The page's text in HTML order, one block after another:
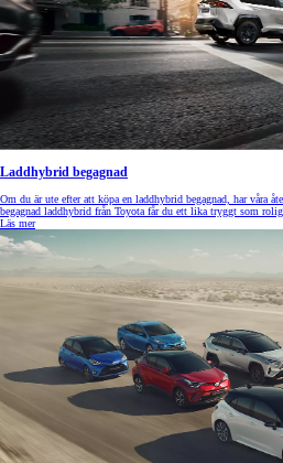
Laddhybrid begagnad
Om du är ute efter att köpa en laddhybrid begagnad, har våra
begagnad laddhybrid från Toyota får du ett lika tryggt som
Läs mer